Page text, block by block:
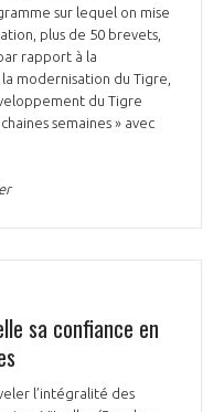
sur lequel on mise
plus de 50 brevets,
rapport à la
modernisation du Tigre,
du Tigre
semaines » avec
sa confiance en
l’intégralité des